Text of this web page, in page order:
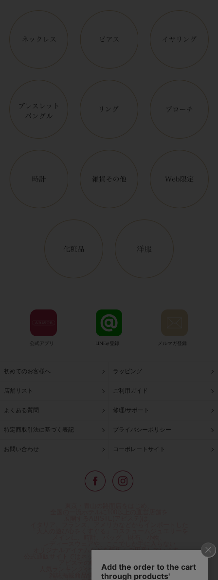
公式アプリ LINE@登録 メルマガ登録
初めてのお客様へ ラッピング
店舗リスト ご利用ガイド
よくある質問 修理/サポート
特定商取引法に基づく表記 プライバシーポリシー
お問い合わせ コーポレートサイト
オリジナルアイテムなどを幅広くご用意しています。
アビステの幅広い商品を取り揃え、
人気ランキングやテレビなどメディア着用商品、
雑誌掲載商品情報を紹介するコンテンツ、